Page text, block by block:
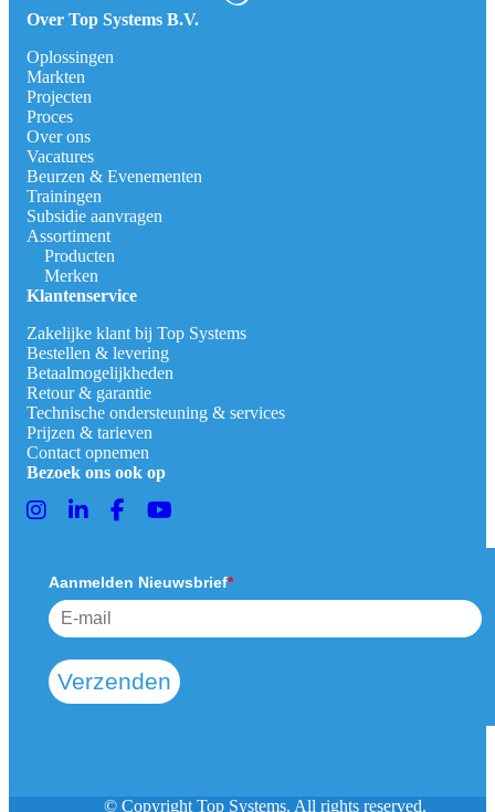
Over Top Systems B.V.
Oplossingen
Markten
Projecten
Proces
Over ons
Vacatures
Beurzen & Evenementen
Trainingen
Subsidie aanvragen
Assortiment
Producten
Merken
Klantenservice
Zakelijke klant bij Top Systems
Bestellen & levering
Betaalmogelijkheden
Retour & garantie
Technische ondersteuning & services
Prijzen & tarieven
Contact opnemen
Bezoek ons ook op
Aanmelden Nieuwsbrief*
Verzenden
© Copyright Top Systems. All rights reserved.